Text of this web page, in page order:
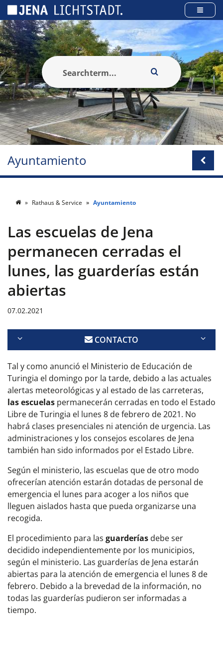
Ayuntamiento
Rathaus & Service Ayuntamiento
Las escuelas de Jena
permanecen cerradas el
lunes, las guarderías están
abiertas
07.02.2021
CONTACTO
Tal y como anunció el Ministerio de Educación de
Turingia el domingo por la tarde, debido a las actuales
alertas meteorológicas y al estado de las carreteras,
las escuelas permanecerán cerradas en todo el Estado
Libre de Turingia el lunes 8 de febrero de 2021. No
habrá clases presenciales ni atención de urgencia. Las
administraciones y los consejos escolares de Jena
también han sido informados por el Estado Libre.
Según el ministerio, las escuelas que de otro modo
ofrecerían atención estarán dotadas de personal de
emergencia el lunes para acoger a los niños que
lleguen aislados hasta que pueda organizarse una
recogida.
El procedimiento para las guarderías debe ser
decidido independientemente por los municipios,
según el ministerio. Las guarderías de Jena estarán
abiertas para la atención de emergencia el lunes 8 de
febrero. Debido a la brevedad de la información, no
todas las guarderías pudieron ser informadas a
tiempo.
Panel de gestión de cookies